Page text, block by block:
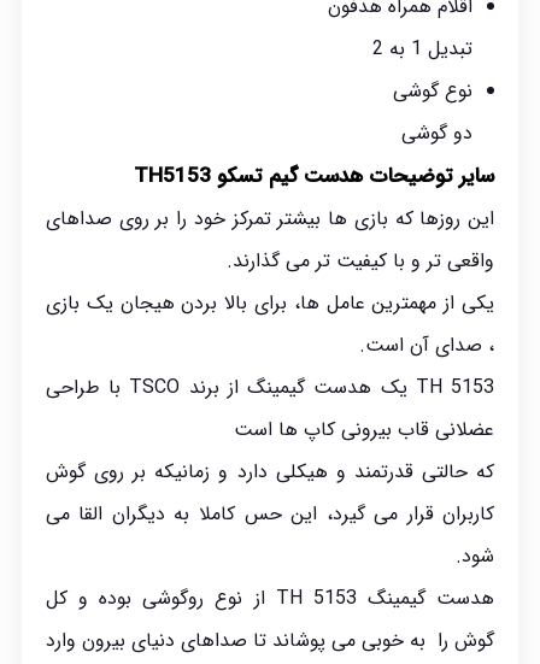
اقلام همراه هدفون
تبدیل 1 به 2
نوع گوشی
دو گوشی
سایر توضیحات هدست گیم تسکو TH5153
این روزها که بازی ها بیشتر تمرکز خود را بر روی صداهای
واقعی تر و با کیفیت تر می گذارند.
یکی از مهمترین عامل ها، برای بالا بردن هیجان یک بازی
، صدای آن است.
TH 5153 یک هدست گیمینگ از برند TSCO با طراحی
عضلانی قاب بیرونی کاپ ها است
که حالتی قدرتمند و هیکلی دارد و زمانیکه بر روی گوش
کاربران قرار می گیرد، این حس کاملا به دیگران القا می
شود.
هدست گیمینگ TH 5153 از نوع روگوشی بوده و کل
گوش را به خوبی می پوشاند تا صداهای دنیای بیرون وارد